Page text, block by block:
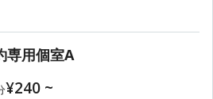
専用個室A
¥240 ~